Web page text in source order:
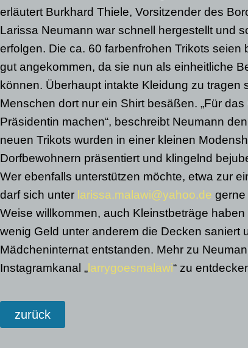
erläutert Burkhard Thiele, Vorsitzender des
Larissa Neumann war schnell hergestellt und
erfolgen. Die ca. 60 farbenfrohen Trikots
gut angekommen, da sie nun als einheitliche
können. Überhaupt intakte Kleidung zu
Menschen dort nur ein Shirt besäßen. „Für
Präsidentin machen“, beschreibt Neumann
neuen Trikots wurden in einer kleinen
Dorfbewohnern präsentiert und klingelnd
Wer ebenfalls unterstützen möchte, etwa zur
darf sich unter larissa.malawi@yahoo.de gerne
Weise willkommen, auch Kleinstbeträge
wenig Geld unter anderem die Decken saniert
Mädcheninternat entstanden. Mehr zu
Instagramkanal „ larrygoesmalawi“ zu
zurück